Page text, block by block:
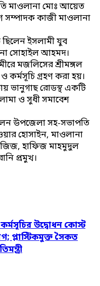
মাওলানা মোঃ আয়েত
সম্পাদক কাজী মাওলানা
ছিলেন ইসলামী যুব
সোহাইল আহমদ।
মজলিসের শ্রীমঙ্গল
কর্মসূচি গ্রহণ করা হয়।
ভানুগাছ রোডস্থ একটি
ও সুধী সমাবেশ
উপজেলা সহ-সভাপতি
হোসাইন, মাওলানা
হাফিজ মাহমুদুল
প্রমুখ।
উদ্বোধন কোস্ট
প্লাস্টিকমুক্ত সৈকত